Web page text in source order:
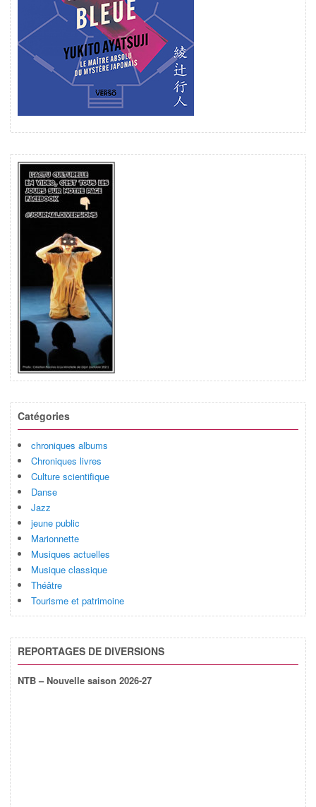
Catégories
chroniques albums
Chroniques livres
Culture scientifique
Danse
Jazz
jeune public
Marionnette
Musiques actuelles
Musique classique
Théâtre
Tourisme et patrimoine
REPORTAGES DE DIVERSIONS
NTB – Nouvelle saison 2026-27